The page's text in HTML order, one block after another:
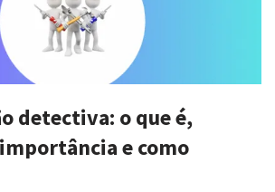
detectiva: o que é,
e como